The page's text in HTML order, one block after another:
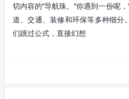
切内容的“导航珠。”你遇到一份呢
道、交通、装修和环保等多种细分
们跳过公式，直接幻想